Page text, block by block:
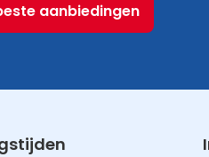
aanbiedingen